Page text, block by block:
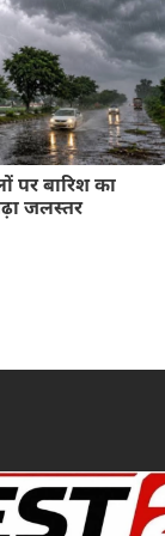
पर बारिश का
जलस्तर